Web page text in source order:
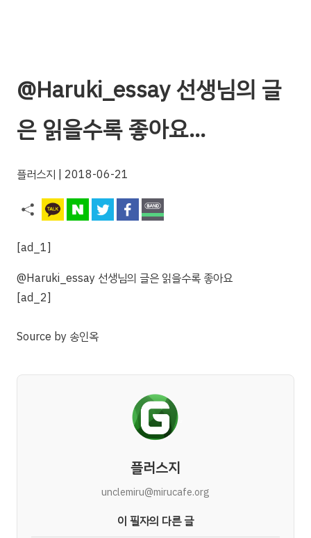
@Haruki_essay 선생님의 글
은 읽을수록 좋아요…
플러스지 | 2018-06-21
[ad_1]
@Haruki_essay 선생님의 글은 읽을수록 좋아요
[ad_2]
Source by 송인옥
플러스지
unclemiru@mirucafe.org
이 필자의 다른 글